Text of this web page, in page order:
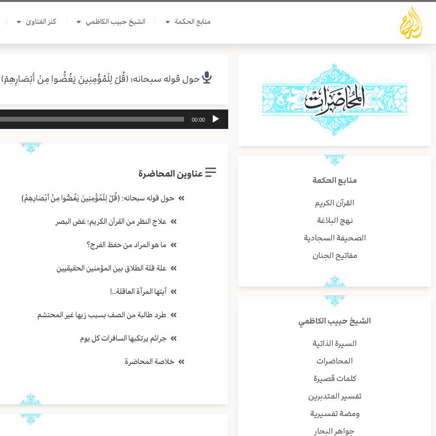
تخطي
المحتوى
منابع الحكمة الشيخ حبيب الكاظمي كنز الفتاوىٰ
منابع الحكمة
القرآن الكريم
نهج البلاغة
الصحيفة السجادية
مفاتيح الجنان
الشيخ حبيب الكاظمي
السيرة الذاتية
المحاضرات
كلمات قصيرة
تفسير المتدبرين
ومضة تفسيرية
جواهر البحار
حول قوله سبحانه: (قُلْ لِلْمُؤْمِنِينَ يَغُضُّوا مِنْ أَبْصَارِهِمْ)
مشغل
00:00
عناوين المحاضرة
حول قوله سبحانه: (قُلْ لِلْمُؤْمِنِينَ يَغُضُّوا مِنْ أَبْصَارِهِمْ)
علاج النظر من القرآن الكريم؛ غض البصر
ما هو المراد من حفظ الفرج؟
علة قلة الطلاق بين المؤمنين الحقيقيين
أيتها المرأة العاقلة..!
طرد طالبة من الصف بسبب زيها غير المحتشم
جرائم يرتكبها السافرات كل يوم
خلاصة المحاضرة